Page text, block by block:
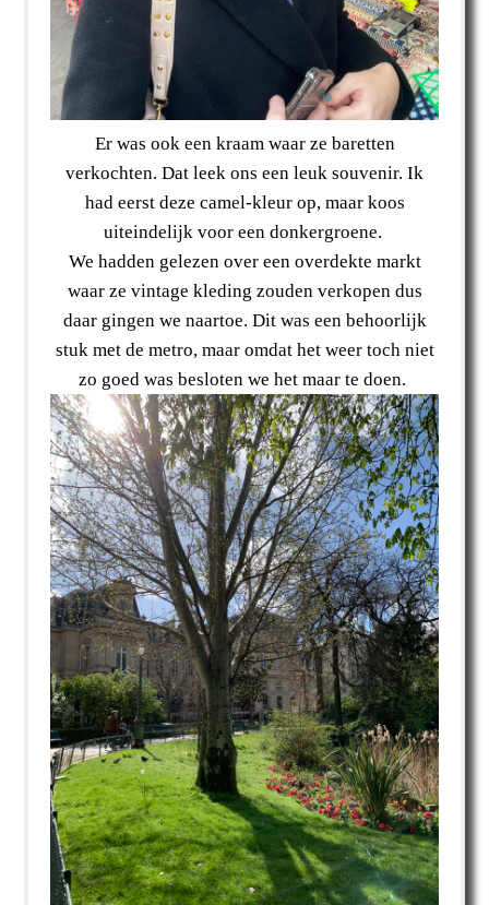
Er was ook een kraam waar ze baretten
verkochten. Dat leek ons een leuk souvenir. Ik
had eerst deze camel-kleur op, maar koos
uiteindelijk voor een donkergroene.
We hadden gelezen over een overdekte markt
waar ze vintage kleding zouden verkopen dus
daar gingen we naartoe. Dit was een behoorlijk
stuk met de metro, maar omdat het weer toch niet
zo goed was besloten we het maar te doen.